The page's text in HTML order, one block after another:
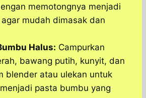
memotongnya menjadi
mudah dimasak dan
Halus: Campurkan
bawang putih, kunyit, dan
blender atau ulekan untuk
pasta bumbu yang